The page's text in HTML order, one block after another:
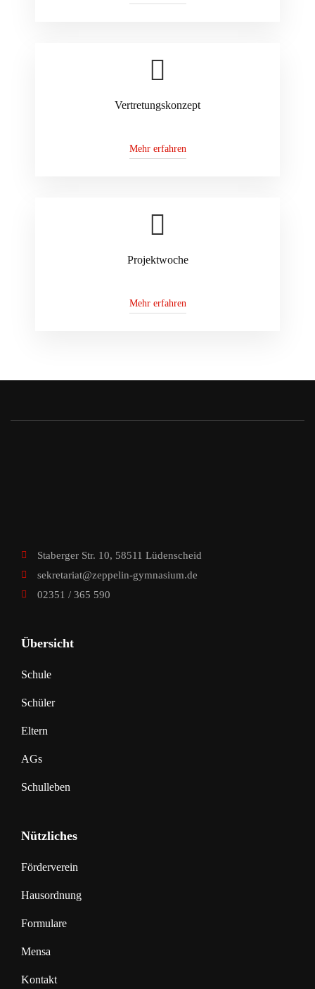
Vertretungskonzept
Mehr erfahren
Projektwoche
Mehr erfahren
Staberger Str. 10, 58511 Lüdenscheid
sekretariat@zeppelin-gymnasium.de
02351 / 365 590
Übersicht
Schule
Schüler
Eltern
AGs
Schulleben
Nützliches
Förderverein
Hausordnung
Formulare
Mensa
Kontakt